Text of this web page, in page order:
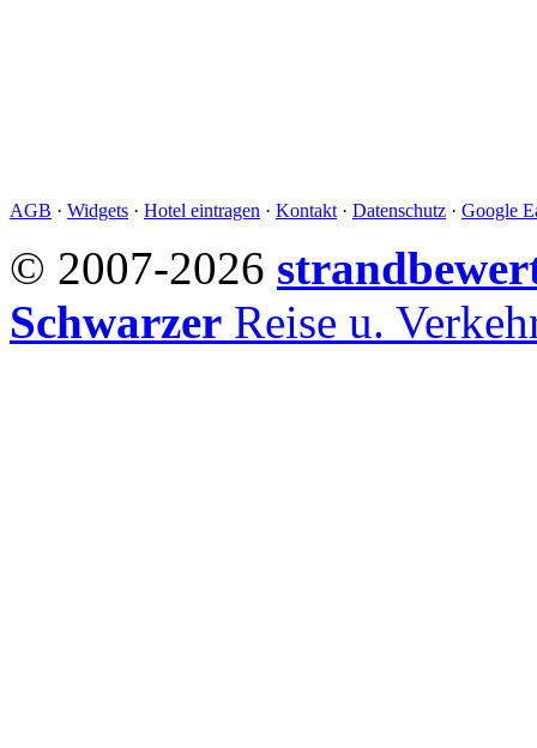
AGB · Widgets · Hotel eintragen · Kontakt · Datenschutz · Google
© 2007-2026
Schwarzer Reise u.